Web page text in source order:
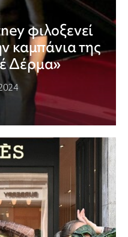
φιλοξενεί
καμπάνια της
Δέρμα»